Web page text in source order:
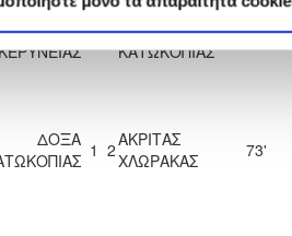
ΠΑΕΕΚ 1 0ΔΟΞΑ
ΚΑΤΩΚΟΠΙΑΣ
76'
ΔΟΞΑ 1 2ΑΚΡΙΤΑΣ
ΧΛΩΡΑΚΑΣ
73'